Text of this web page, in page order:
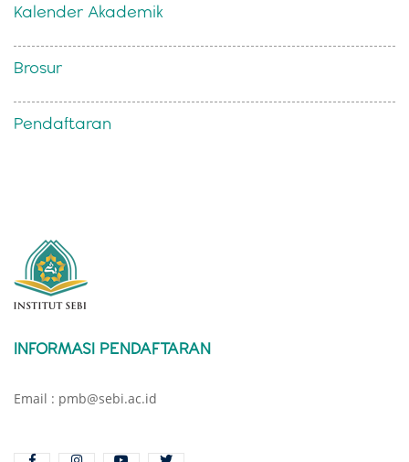
Kalender Akademik
Brosur
Pendaftaran
INFORMASI PENDAFTARAN
Email : pmb@sebi.ac.id